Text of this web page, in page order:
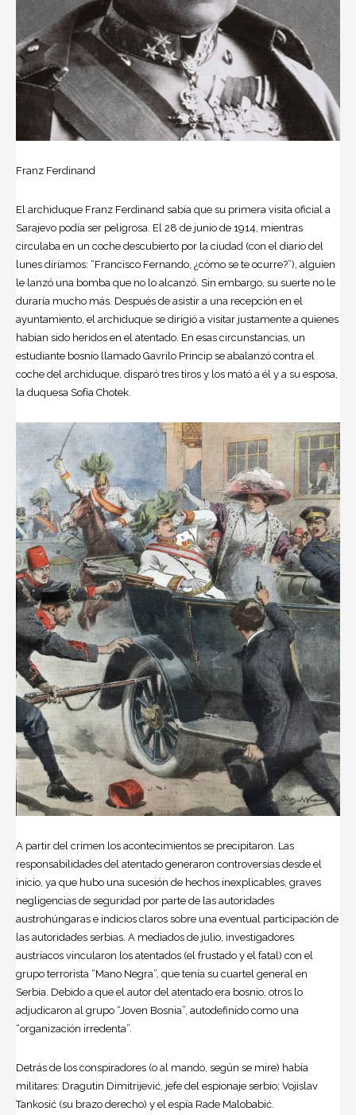
Franz Ferdinand
El archiduque Franz Ferdinand sabía que su primera visita oficial a
Sarajevo podía ser peligrosa. El 28 de junio de 1914, mientras
circulaba en un coche descubierto por la ciudad (con el diario del
lunes diríamos: “Francisco Fernando, ¿cómo se te ocurre?”), alguien
le lanzó una bomba que no lo alcanzó. Sin embargo, su suerte no le
duraría mucho más. Después de asistir a una recepción en el
ayuntamiento, el archiduque se dirigió a visitar justamente a quienes
habían sido heridos en el atentado. En esas circunstancias, un
estudiante bosnio llamado Gavrilo Princip se abalanzó contra el
coche del archiduque, disparó tres tiros y los mató a él y a su esposa,
la duquesa Sofía Chotek.
A partir del crimen los acontecimientos se precipitaron. Las
responsabilidades del atentado generaron controversias desde el
inicio, ya que hubo una sucesión de hechos inexplicables, graves
negligencias de seguridad por parte de las autoridades
austrohúngaras e indicios claros sobre una eventual participación de
las autoridades serbias. A mediados de julio, investigadores
austríacos vincularon los atentados (el frustado y el fatal) con el
grupo terrorista “Mano Negra”, que tenía su cuartel general en
Serbia. Debido a que el autor del atentado era bosnio, otros lo
adjudicaron al grupo “Joven Bosnia”, autodefinido como una
“organización irredenta”.
Detrás de los conspiradores (o al mando, según se mire) había
militares: Dragutin Dimitrijević , jefe del espionaje serbio; Vojislav
Tankosić (su brazo derecho) y el espía Rade Malobabić.